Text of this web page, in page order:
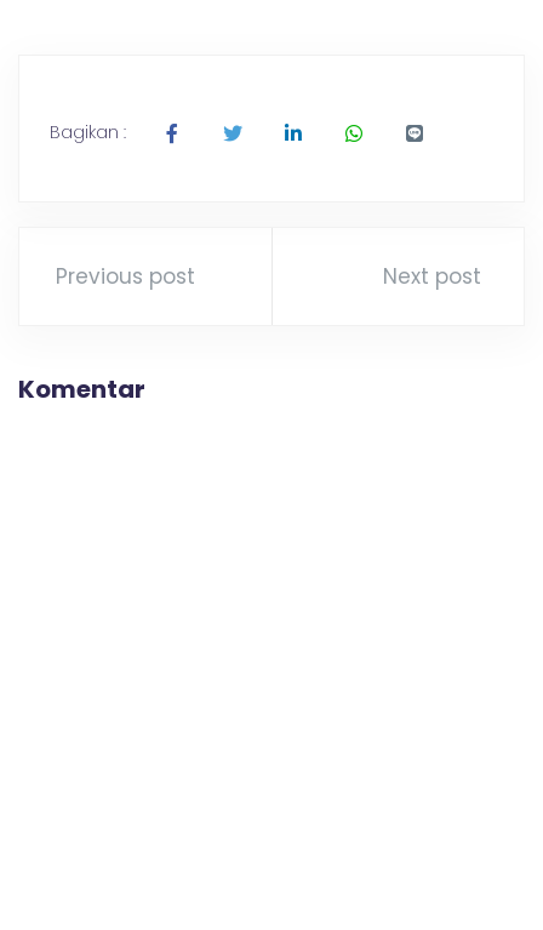
Bagikan :
Previous post Next post
Komentar